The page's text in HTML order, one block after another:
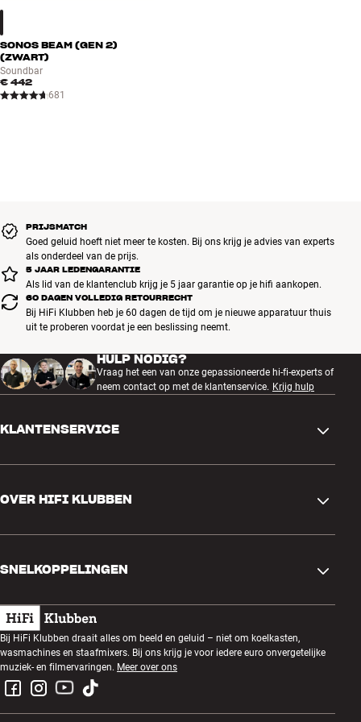
SONOS BEAM (GEN 2)
(ZWART)
Soundbar
€ 442
681
PRIJSMATCH
Goed geluid hoeft niet meer te kosten. Bij ons krijg je advies van experts
als onderdeel van de prijs.
5 JAAR LEDENGARANTIE
Als lid van de klantenclub krijg je 5 jaar garantie op je hifi aankopen.
60 DAGEN VOLLEDIG RETOURRECHT
Bij HiFi Klubben heb je 60 dagen de tijd om je nieuwe apparatuur thuis
uit te proberen voordat je een beslissing neemt.
HULP NODIG?
Vraag het een van onze gepassioneerde hi-fi-experts of
neem contact op met de klantenservice. Krijg hulp
KLANTENSERVICE
Ruilen en retourneren
Bestelling herroepen
Algemene voorwaarden
Privacybeleid
OVER HIFI KLUBBEN
Klantenclub
Luisteravond
Prijsvragen
Werken bij HiFi Klubben
SNELKOPPELINGEN
Cadeaubonnen
Bouwen met geluid
Montage en installatie
Bij HiFi Klubben draait alles om beeld en geluid – niet om koelkasten,
wasmachines en staafmixers. Bij ons krijg je voor iedere euro onvergetelijke
muziek- en filmervaringen. Meer over ons